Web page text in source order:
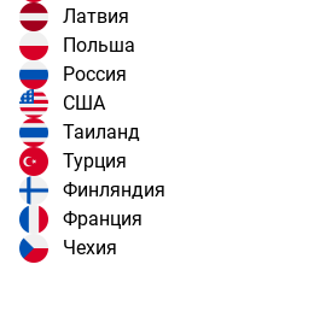
Латвия
Польша
Россия
США
Таиланд
Турция
Финляндия
Франция
Чехия